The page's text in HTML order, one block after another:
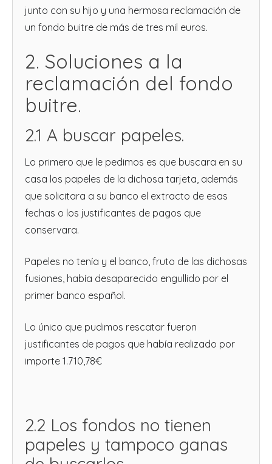
junto con su hijo y una hermosa reclamación de
un fondo buitre de más de tres mil euros.
2. Soluciones a la
reclamación del fondo
buitre.
2.1 A buscar papeles.
Lo primero que le pedimos es que buscara en su
casa los papeles de la dichosa tarjeta, además
que solicitara a su banco el extracto de esas
fechas o los justificantes de pagos que
conservara.
Papeles no tenía y el banco, fruto de las dichosas
fusiones, había desaparecido engullido por el
primer banco español.
Lo único que pudimos rescatar fueron
justificantes de pagos que había realizado por
importe 1.710,78€
2.2 Los fondos no tienen
papeles y tampoco ganas